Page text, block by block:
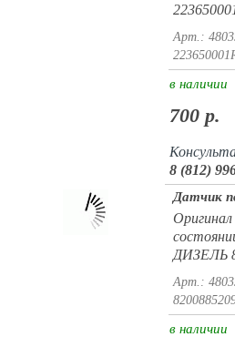
Арт.:
в наличии
700 р.
8 (812)
Датчик
ДИЗЕЛЬ
Арт.:
в наличии